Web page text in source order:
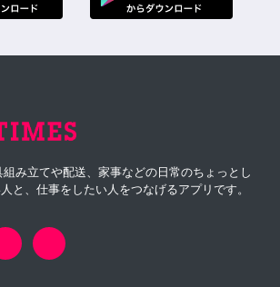
み立てや配送、家事などの日常のちょっとし
と、仕事をしたい人をつなげるアプリです。